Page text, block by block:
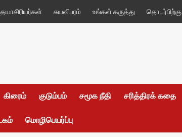
சுயவிபரம் உங்கள் கருத்து தொடர்பிற்கு
கிரைம் குடும்பம் சமூக நீதி சரித்திரக் கதை
மொழிபெயர்ப்பு